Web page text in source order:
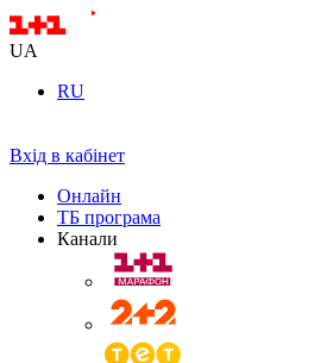
UA
RU
Вхід в кабінет
Онлайн
ТБ програма
Канали